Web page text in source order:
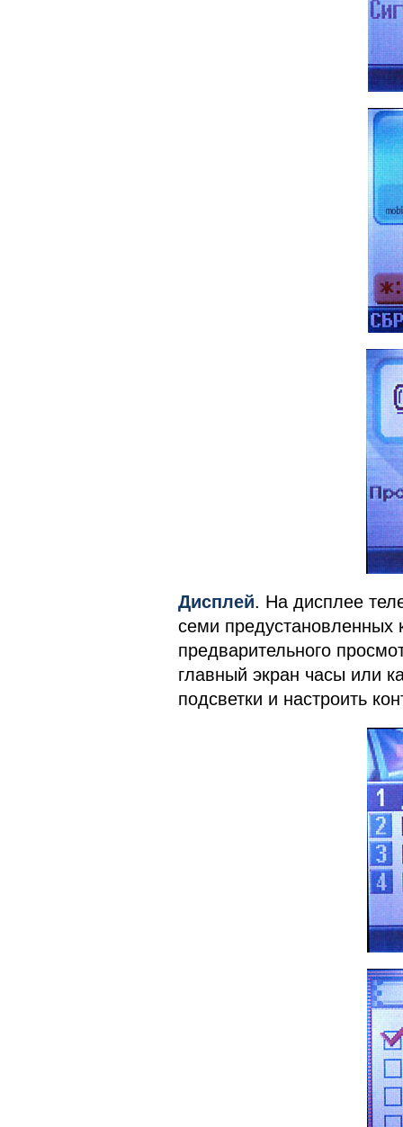
Дисплей. На дисплее
семи предустановленных
предварительного
главный экран часы или
подсветки и настроить